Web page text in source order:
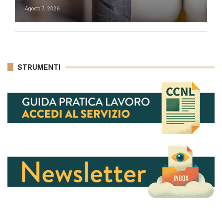
Agosto 7, 2026
STRUMENTI